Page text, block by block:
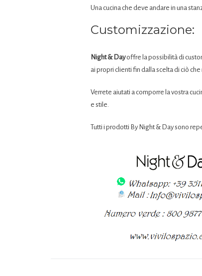
Una cucina che deve andare in una
Customizzazione:
Night & Dayoffre la possibilità di
ai propri clienti fin dalla scelta di ciò
Verrete aiutati a comporre la vostra
e stile.
Tutti i prodotti By Night & Day sono